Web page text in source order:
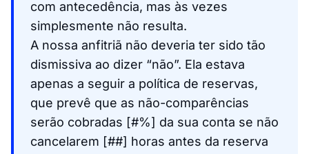
com antecedência, mas às vezes
simplesmente não resulta.
A nossa anfitriã não deveria ter sido tão
dismissiva ao dizer “não”. Ela estava
apenas a seguir a política de reservas,
que prevê que as não-comparências
serão cobradas [#%] da sua conta se não
cancelarem [##] horas antes da reserva